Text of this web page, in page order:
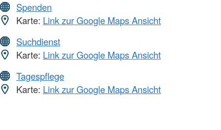
Spenden
Karte: Link zur Google Maps Ansicht
Suchdienst
Karte: Link zur Google Maps Ansicht
Tagespflege
Karte: Link zur Google Maps Ansicht